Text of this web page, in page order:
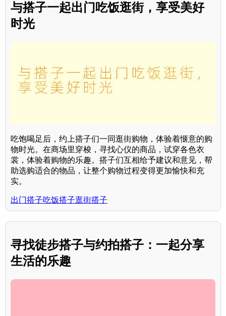
与搭子一起出门吃饭逛街，享受美好
时光
吃饱喝足后，约上搭子们一同逛街购物，体验着惬意的购
物时光。在商场里穿梭，寻找心仪的商品，试穿各色衣
裳，体验着购物的乐趣。搭子们互相给予建议和意见，帮
助选购适合的物品，让整个购物过程变得更加愉快和充
实。
出门搭子吃饭搭子逛街搭子
寻找徒步搭子与约拍搭子：一起分享
生活的乐趣